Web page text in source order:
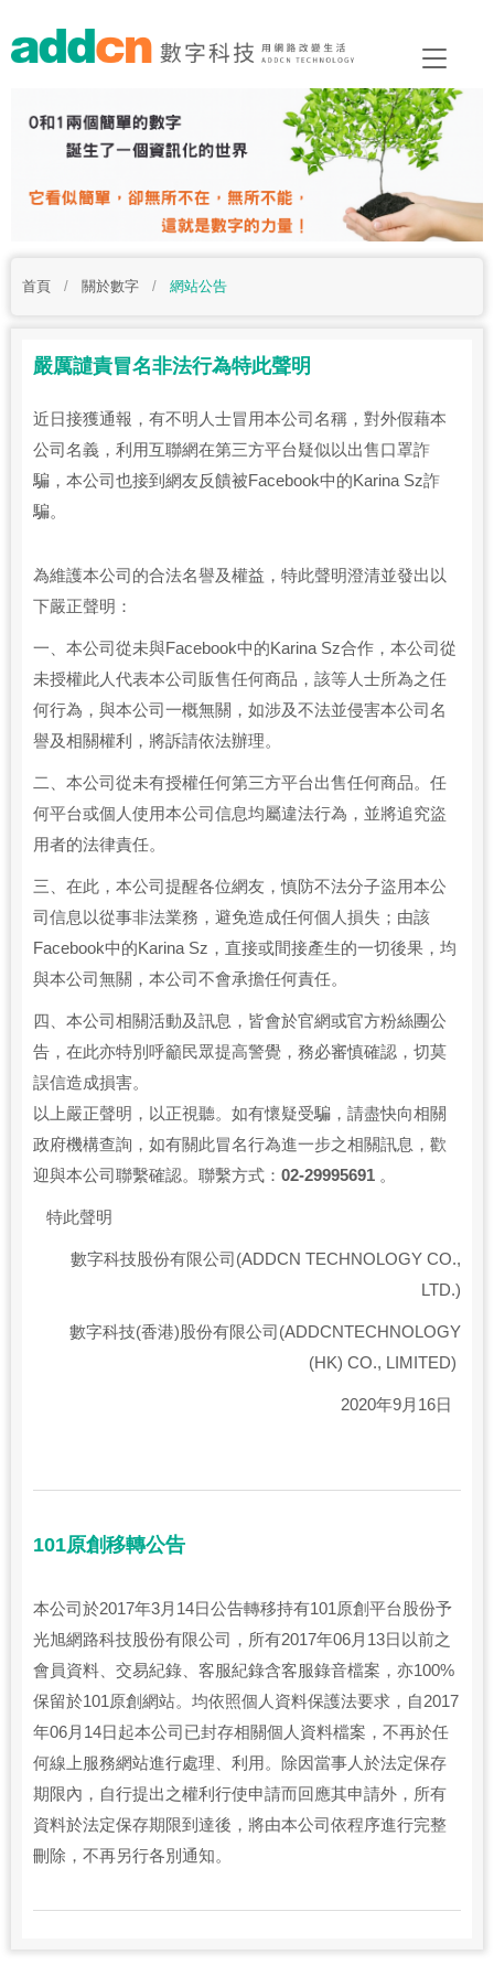
首頁 / 關於數字 / 網站公告
嚴厲譴責冒名非法行為特此聲明
近日接獲通報，有不明人士冒用本公司名稱，對外假藉本
公司名義，利用互聯網在第三方平台疑似以出售口罩詐
騙，本公司也接到網友反饋被Facebook中的Karina Sz詐
騙。
為維護本公司的合法名譽及權益，特此聲明澄清並發出以
下嚴正聲明：
一、本公司從未與Facebook中的Karina Sz合作，本公司從
未授權此人代表本公司販售任何商品，該等人士所為之任
何行為，與本公司一概無關，如涉及不法並侵害本公司名
譽及相關權利，將訴請依法辦理。
二、本公司從未有授權任何第三方平台出售任何商品。任
何平台或個人使用本公司信息均屬違法行為，並將追究盜
用者的法律責任。
三、在此，本公司提醒各位網友，慎防不法分子盜用本公
司信息以從事非法業務，避免造成任何個人損失；由該
Facebook中的Karina Sz，直接或間接產生的一切後果，均
與本公司無關，本公司不會承擔任何責任。
四、本公司相關活動及訊息，皆會於官網或官方粉絲團公
告，在此亦特別呼籲民眾提高警覺，務必審慎確認，切莫
誤信造成損害。
以上嚴正聲明，以正視聽。如有懷疑受騙，請盡快向相關
政府機構查詢，如有關此冒名行為進一步之相關訊息，歡
迎與本公司聯繫確認。聯繫方式： 02-29995691 。
特此聲明
數字科技股份有限公司(ADDCN TECHNOLOGY CO.,
LTD.)
數字科技(香港)股份有限公司(ADDCNTECHNOLOGY
(HK) CO., LIMITED)
2020年9月16日
101原創移轉公告
本公司於2017年3月14日公告轉移持有101原創平台股份予
光旭網路科技股份有限公司，所有2017年06月13日以前之
會員資料、交易紀錄、客服紀錄含客服錄音檔案，亦100%
保留於101原創網站。均依照個人資料保護法要求，自2017
年06月14日起本公司已封存相關個人資料檔案，不再於任
何線上服務網站進行處理、利用。除因當事人於法定保存
期限內，自行提出之權利行使申請而回應其申請外，所有
資料於法定保存期限到達後，將由本公司依程序進行完整
刪除，不再另行各別通知。